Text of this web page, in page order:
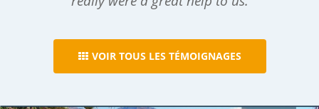
VOIR TOUS LES TÉMOIGNAGES